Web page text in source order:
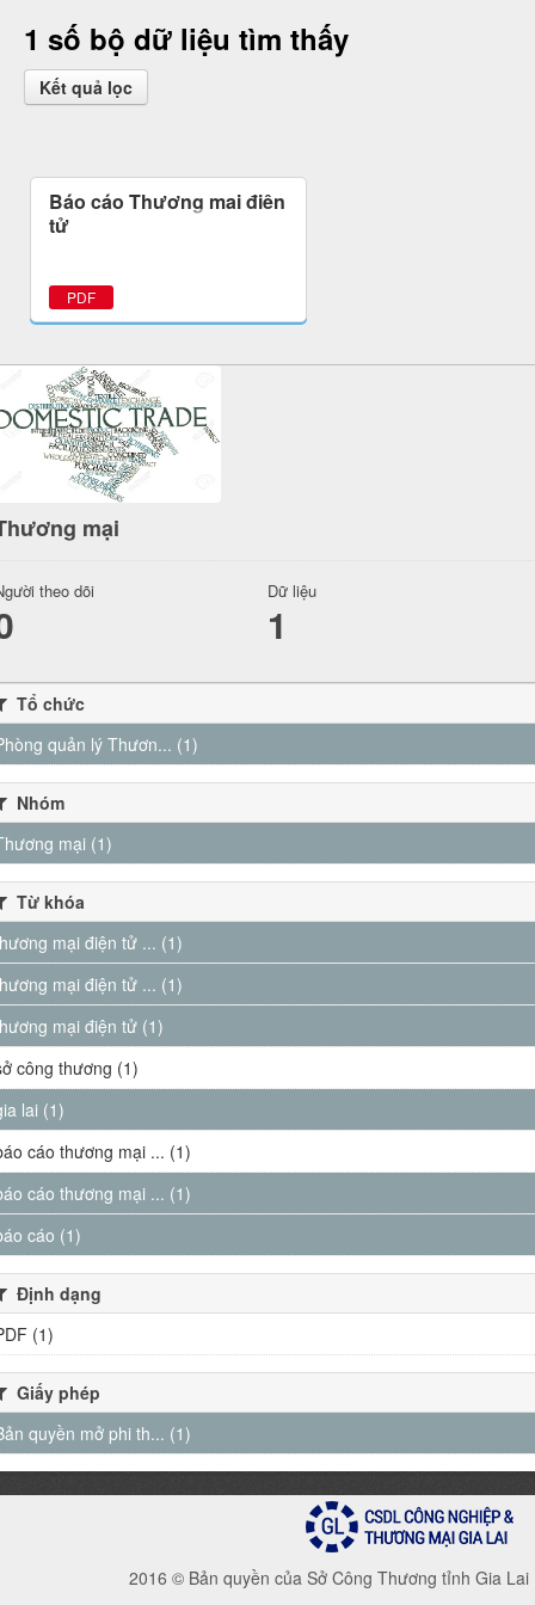
1 số bộ dữ liệu tìm thấy
Kết quả lọc
Báo cáo Thương mại điện
tử
PDF
mại
theo dõi Dữ liệu
1
Tổ chức
quản lý Thươn... (1)
Nhóm
mại (1)
Từ khóa
mại điện tử ... (1)
mại điện tử ... (1)
mại điện tử (1)
công thương (1)
lai (1)
cáo thương mại ... (1)
cáo thương mại ... (1)
cáo (1)
Định dạng
(1)
Giấy phép
quyền mở phi th... (1)
2016 © Bản quyền của Sở Công Thương tỉnh Gia Lai